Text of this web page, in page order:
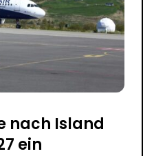
nach Island
ein